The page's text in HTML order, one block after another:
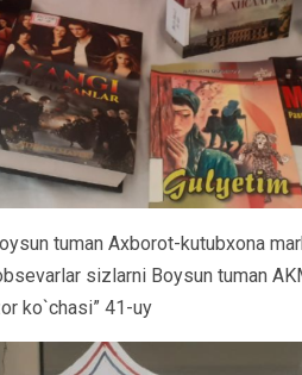
tuman Axborot-kutubxona
sizlarni Boysun tuman
ko`chasi” 41-uy